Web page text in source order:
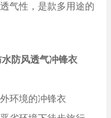
气性，是款多用途的
防风透气冲锋衣